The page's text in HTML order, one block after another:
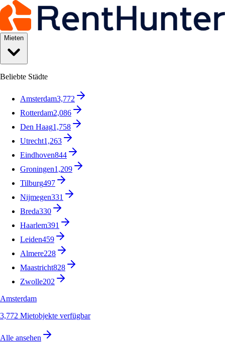
Mieten
Beliebte Städte
Amsterdam3,772
Rotterdam2,086
Den Haag1,758
Utrecht1,263
Eindhoven844
Groningen1,209
Tilburg497
Nijmegen331
Breda330
Haarlem391
Leiden459
Almere228
Maastricht828
Zwolle202
Amsterdam
3,772 Mietobjekte verfügbar
Alle ansehen